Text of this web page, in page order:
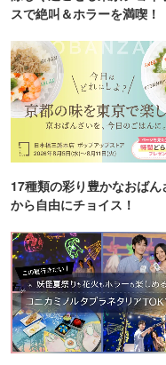
スで絶叫＆ホラーを満喫！
17種類の彩り豊かなおばん
から自由にチョイス！